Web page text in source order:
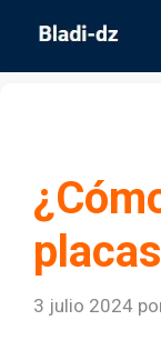
contenido
3 julio 2024